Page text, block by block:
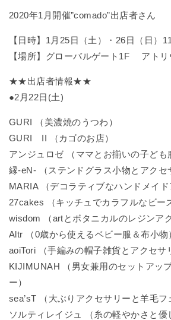
2020年1月開催”comado”出店者さん
【日時】1月25日（土）・26日（日）
【場所】グローバルゲート1F アトリ
★★出店者情報★★
●2月22日(土)
GURI （美濃焼のうつわ）
GURI II （カゴのお店）
アンジュロゼ （ママとお揃いの子ども
縁-eN- （ステンドグラス小物とアクセ
MARIA （デコラティブなハンドメイド
27cakes （キッチュでカラフルなビー
wisdom （artとボタニカルのレジンア
Altr （0歳から使えるベビー服＆布小物
aoiTori （手編みの帽子雑貨とアクセサ
KIJIMUNAH （男女兼用のセットアッ
ー）
sea’sT （大ぶりアクセサリーと羊毛フ
ソルティレイジュ （糸の軽やかさと